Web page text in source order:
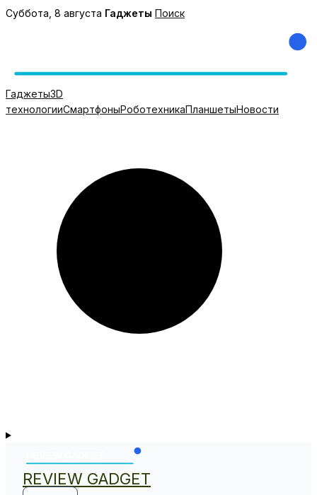
Перейти
Суббота, 8 августа Гаджеты Поиск
Гаджеты3D
технологииСмартфоныРоботехникаПланшетыНовости
REVIEW GADGET